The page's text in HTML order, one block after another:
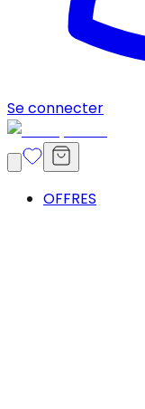
Se connecter
OFFRES